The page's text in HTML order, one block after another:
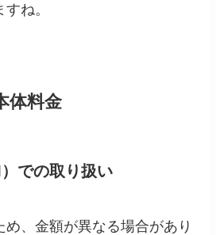
ね。
体料金
での取り扱い
、金額が異なる場合があり